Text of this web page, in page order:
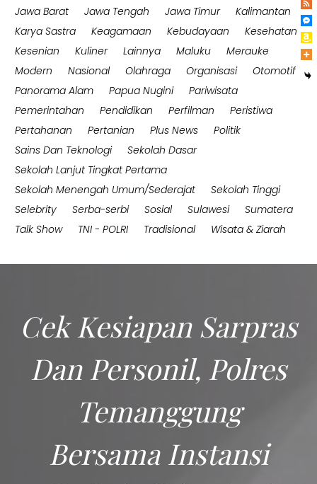
Jawa Barat
Jawa Tengah Jawa Timur
Kalimantan
Karya Sastra
Keagamaan Kebudayaan
Kesehatan
Kesenian
Kuliner Lainnya Maluku
Merauke
Modern
Nasional Olahraga Organisasi
Otomotif
Panorama Alam
Papua Nugini
Pariwisata
Pemerintahan
Pendidikan Perfilman
Peristiwa
Pertahanan
Pertanian Plus News
Politik
Sains Dan Teknologi
Sekolah Dasar
Sekolah Lanjut Tingkat Pertama
Sekolah Menengah Umum/Sederajat
Sekolah Tinggi
Selebrity
Serba-serbi Sosial Sulawesi
Sumatera
Talk Show
TNI - POLRI Tradisional Wisata & Ziarah
Cek Kesiapan Sarpras
Dan Personil, Polres
Temanggung
Bersama Instansi